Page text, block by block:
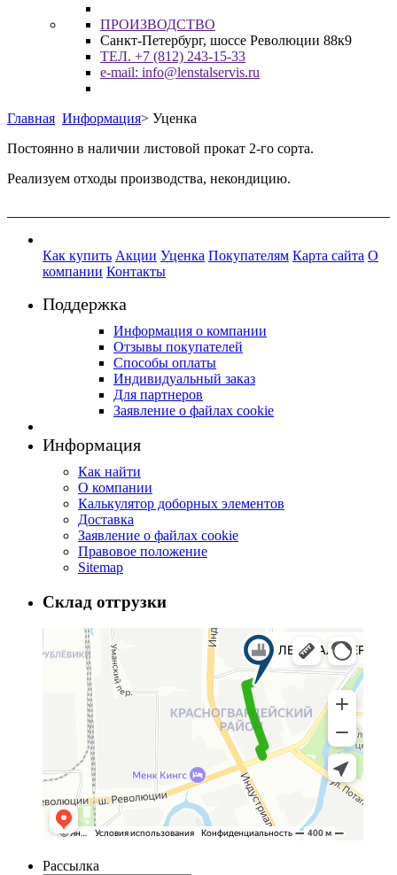
ПРОИЗВОДСТВО
Санкт-Петербург, шоссе Революции 88к9
ТЕЛ. +7 (812) 243-15-33
e-mail: info@lenstalservis.ru
Главная Информация> Уценка
Постоянно в наличии листовой прокат 2-го сорта.
Реализуем отходы производства, некондицию.
Как купить Акции Уценка Покупателям Карта сайта О
компании Контакты
Поддержка
Информация о компании
Отзывы покупателей
Способы оплаты
Индивидуальный заказ
Для партнеров
Заявление о файлах cookie
Информация
Как найти
О компании
Калькулятор доборных элементов
Доставка
Заявление о файлах cookie
Правовое положение
Sitemap
Склад отгрузки
Рассылка